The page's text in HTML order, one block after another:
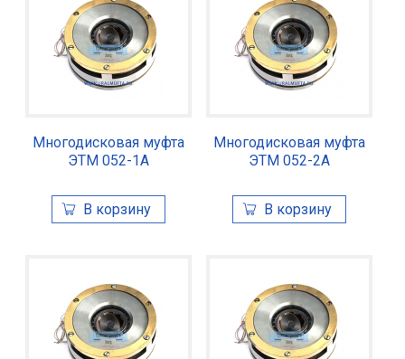
Многодисковая муфта
ЭТМ 052-1А
Многодисковая муфта
ЭТМ 052-2А